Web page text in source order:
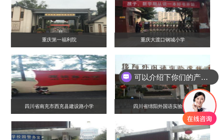
重庆第一福利院 重庆大渡口钢城小学
四川省南充市西充县建设路小学 四川省绵阳外国语实验学校
可以介绍下你们的产品么？